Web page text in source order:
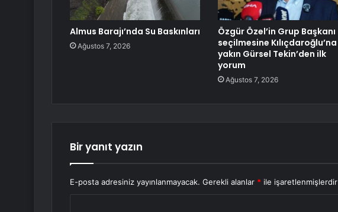
Almus Barajı’nda Su Baskınları
Ağustos 7, 2026
Özgür Özel’in Grup Başkanı
seçilmesine Kılıçdaroğlu’na
yakın Gürsel Tekin’den ilk
yorum
Ağustos 7, 2026
Bir yanıt yazın
E-posta adresiniz yayınlanmayacak. Gerekli alanlar * ile işaretlenmişlerdir